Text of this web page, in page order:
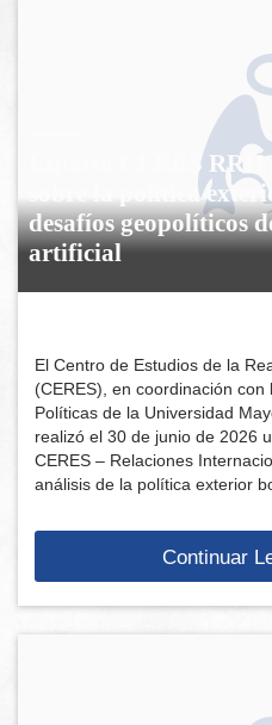
Espacio CERES
sobre la política
desafíos geopolíticos
artificial
El Centro de Estudios de la
(CERES), en coordinación
Políticas de la Universidad
realizó el 30 de junio de 2026
CERES – Relaciones
análisis de la política exterior
Continuar